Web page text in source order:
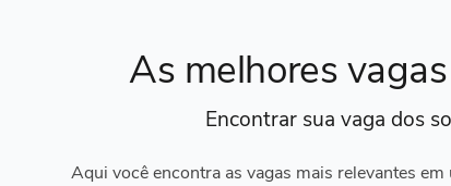
As melhores vagas
Encontrar sua vaga dos
Aqui você encontra as vagas mais relevantes